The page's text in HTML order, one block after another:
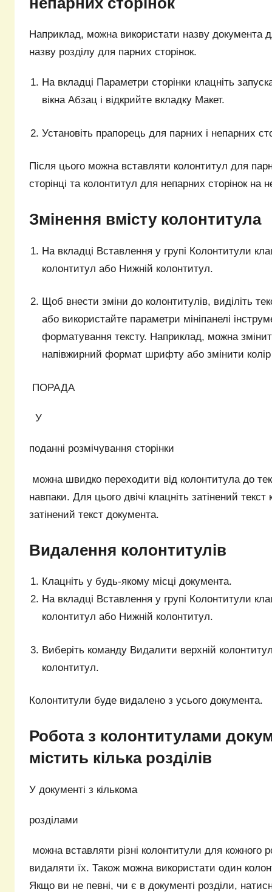
Наприклад, можна використати назву документа
назву розділу для парних сторінок.
На вкладці Параметри сторінки клацніть
вікна Абзац і відкрийте вкладку Макет.
Установіть прапорець для парних і непарних
Після цього можна вставляти колонтитул для
сторінці та колонтитул для непарних сторінок на
Змінення вмісту колонтитула
На вкладці Вставлення у групі Колонтитули
колонтитул або Нижній колонтитул.
Щоб внести зміни до колонтитулів, виділіть
або використайте параметри мініпанелі
форматування тексту. Наприклад, можна
напівжирний формат шрифту або змінити
ПОРАДА
У
поданні розмічування сторінки
можна швидко переходити від колонтитула до
навпаки. Для цього двічі клацніть затінений
затінений текст документа.
Видалення колонтитулів
Клацніть у будь-якому місці документа.
На вкладці Вставлення у групі Колонтитули
колонтитул або Нижній колонтитул.
Виберіть команду Видалити верхній
колонтитул.
Колонтитули буде видалено з усього документа.
Робота з колонтитулами
містить кілька розділів
У документі з кількома
розділами
можна вставляти різні колонтитули для кожного
видаляти їх. Також можна використати один
Якщо ви не певні, чи є в документі розділи,